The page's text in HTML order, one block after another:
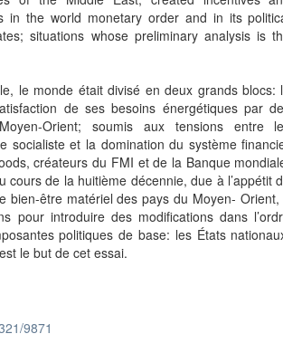
in the world monetary order and in its
situations whose preliminary analysis is
le monde était divisé en deux grands blocs:
de ses besoins énergétiques par
Orient; soumis aux tensions entre
socialiste et la domination du système
créateurs du FMI et de la Banque
cours de la huitième décennie, due à l’appétit
bien-être matériel des pays du Moyen- Orient,
pour introduire des modifications dans
politiques de base: les États
le but de cet essai.
9871